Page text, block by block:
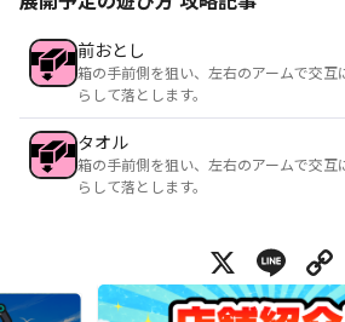
前おとし
箱の手前側を狙い、左右のアームで交互
らして落とします。
タオル
箱の手前側を狙い、左右のアームで交互
らして落とします。
X Line